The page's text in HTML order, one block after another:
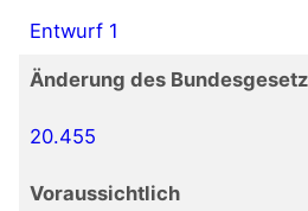
Entwurf 1
Änderung des
20.455
Voraussichtlich